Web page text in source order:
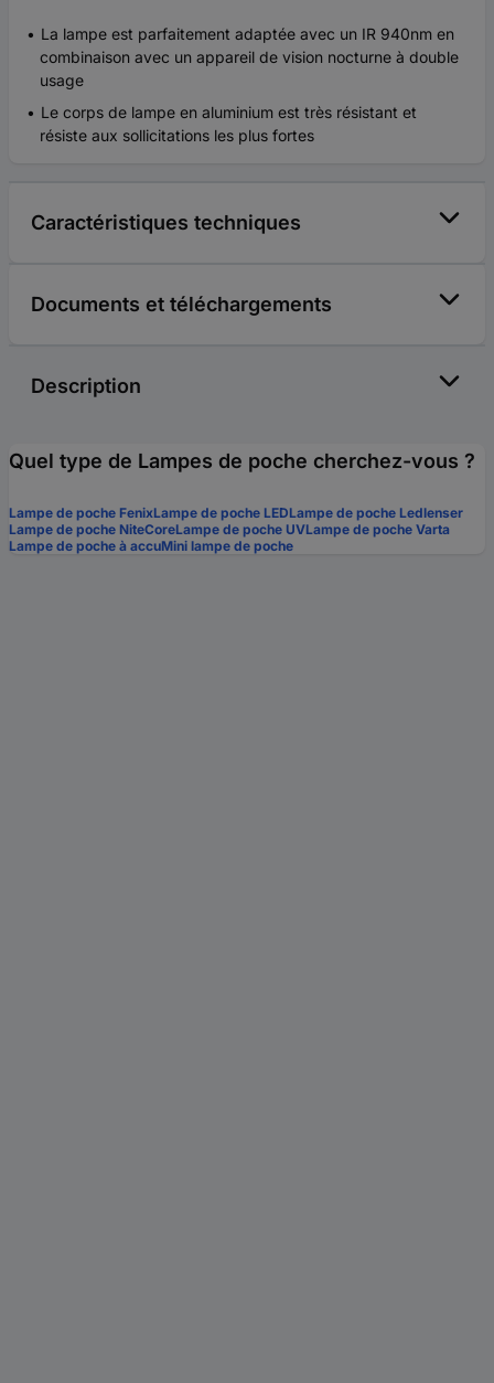
La lampe est parfaitement adaptée avec un IR 940nm en
combinaison avec un appareil de vision nocturne à double
usage
Le corps de lampe en aluminium est très résistant et
résiste aux sollicitations les plus fortes
Caractéristiques techniques
Documents et téléchargements
Description
Quel type de Lampes de poche cherchez-vous ?
Lampe de poche FenixLampe de poche LEDLampe de poche Ledlenser
Lampe de poche NiteCoreLampe de poche UVLampe de poche Varta
Lampe de poche à accuMini lampe de poche